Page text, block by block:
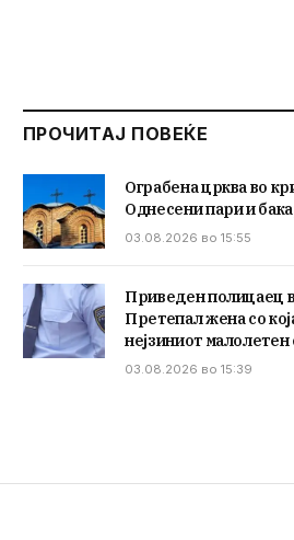
ПРОЧИТАЈ ПОВЕЌЕ
Ограбена црква во
Однесени пари и
03.08.2026 во 15:55
Приведен полицаец
Претепал жена со
нејзиниот малолетен
03.08.2026 во 15:39